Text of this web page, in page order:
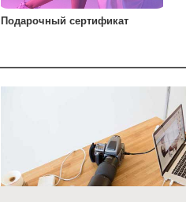
Подарочный сертификат